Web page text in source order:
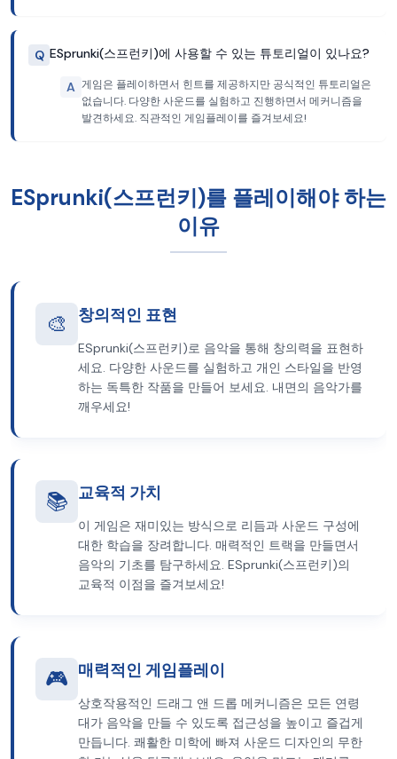
Q ESprunki(스프런키)에 사용할 수 있는 튜토리얼이 있나요?
A 게임은 플레이하면서 힌트를 제공하지만 공식적인 튜토리얼은
없습니다. 다양한 사운드를 실험하고 진행하면서 메커니즘을
발견하세요. 직관적인 게임플레이를 즐겨보세요!
ESprunki(스프런키)를 플레이해야 하는
이유
🎨 창의적인 표현
ESprunki(스프런키)로 음악을 통해 창의력을 표현하
세요. 다양한 사운드를 실험하고 개인 스타일을 반영
하는 독특한 작품을 만들어 보세요. 내면의 음악가를
깨우세요!
📚 교육적 가치
이 게임은 재미있는 방식으로 리듬과 사운드 구성에
대한 학습을 장려합니다. 매력적인 트랙을 만들면서
음악의 기초를 탐구하세요. ESprunki(스프런키)의
교육적 이점을 즐겨보세요!
🎮 매력적인 게임플레이
상호작용적인 드래그 앤 드롭 메커니즘은 모든 연령
대가 음악을 만들 수 있도록 접근성을 높이고 즐겁게
만듭니다. 쾌활한 미학에 빠져 사운드 디자인의 무한